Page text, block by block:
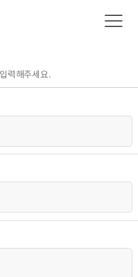
력해주세요.